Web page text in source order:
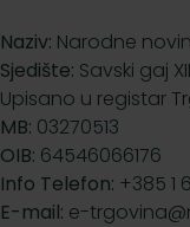
Naziv: Narodne
Sjedište: Savski gaj
Upisano u registar
MB: 03270513
OIB: 64546066176
Info Telefon: +385 1
E-mail: e-